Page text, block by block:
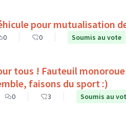
pour mutualisation
0 0 Soumis au vote
monoroue tout terrain qui
faisons du sport :)
0 3 Soumis au